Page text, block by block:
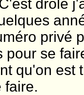
drôle
privé
pour se
qu'on est
faire.